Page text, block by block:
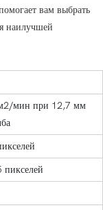
вам выбрать
наилучшей
мин при 12,7 мм
пикселей